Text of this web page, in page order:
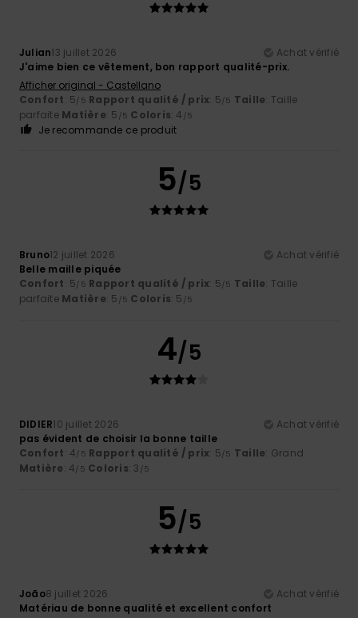
Julian13 juillet 2026
Achat vérifié
J'aime bien ce vêtement, bon rapport qualité-prix.
Afficher original - Castellano
Confort: 5/5 Rapport qualité / prix: 5/5 Taille: Taille
parfaite Matière: 5 /5 Coloris: 4 /5
Je recommande ce produit
5/5
Bruno12 juillet 2026
Achat vérifié
Belle maille piquée
Confort: 5/5 Rapport qualité / prix: 5/5 Taille: Taille
parfaite Matière: 5 /5 Coloris: 5 /5
4/5
DIDIER10 juillet 2026
Achat vérifié
pas évident de choisir la bonne taille
Confort: 4/5 Rapport qualité / prix: 5/5 Taille: Grand
Matière: 4/5 Coloris: 3 /5
5/5
João8 juillet 2026
Achat vérifié
Matériau de bonne qualité et excellent confort